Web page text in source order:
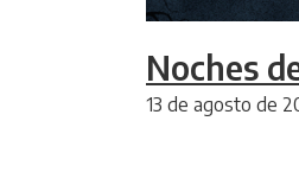
Noches
13 de agosto de